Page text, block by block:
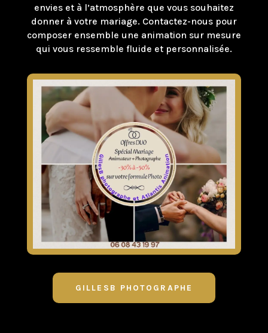
envies et à l’atmosphère que vous souhaitez
donner à votre mariage. Contactez-nous pour
composer ensemble une animation sur mesure
qui vous ressemble fluide et personnalisée.
GILLESB PHOTOGRAPHE